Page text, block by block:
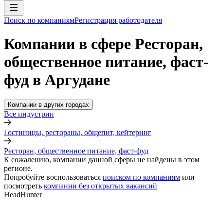
Поиск по компаниямРегистрация работодателя
Компании в сфере Ресторан,
общественное питание, фаст-
фуд в Аргудане
Компании в других городах
Все индустрии
Гостиницы, рестораны, общепит, кейтеринг
Ресторан, общественное питание, фаст-фуд
К сожалению, компании данной сферы не найдены в этом
регионе.
Попробуйте воспользоваться поиском по компаниям или
посмотреть компании без открытых вакансий
HeadHunter